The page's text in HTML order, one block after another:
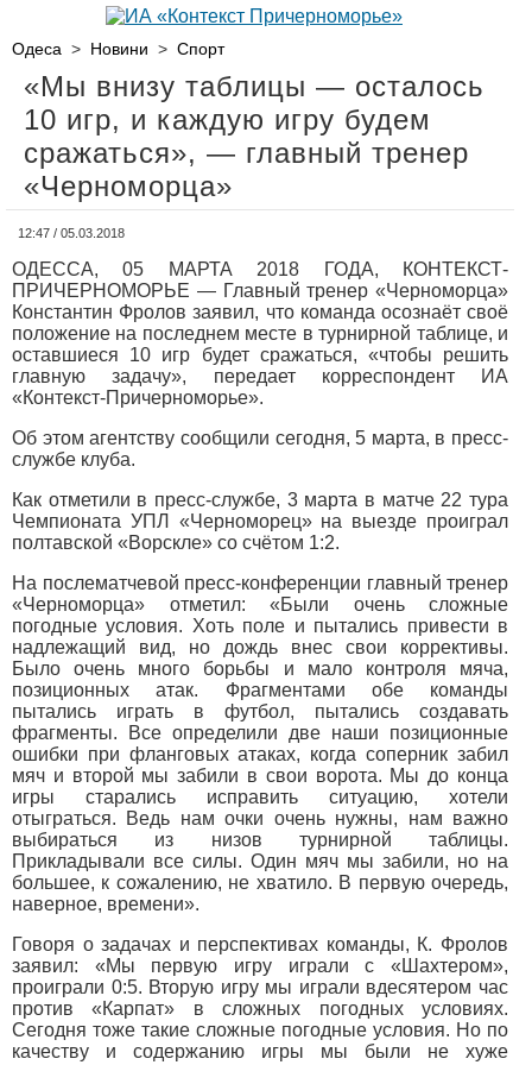
Одеса > Новини > Спорт
«Мы внизу таблицы — осталось
10 игр, и каждую игру будем
сражаться», — главный тренер
«Черноморца»
12:47 / 05.03.2018
ОДЕССА, 05 МАРТА 2018 ГОДА, КОНТЕКСТ-
ПРИЧЕРНОМОРЬЕ — Главный тренер «Черноморца»
Константин Фролов заявил, что команда осознаёт своё
положение на последнем месте в турнирной таблице, и
оставшиеся 10 игр будет сражаться, «чтобы решить
главную задачу», передает корреспондент ИА
«Контекст-Причерноморье».
Об этом агентству сообщили сегодня, 5 марта, в пресс-
службе клуба.
Как отметили в пресс-службе, 3 марта в матче 22 тура
Чемпионата УПЛ «Черноморец» на выезде проиграл
полтавской «Ворскле» со счётом 1:2.
На послематчевой пресс-конференции главный тренер
«Черноморца» отметил: «Были очень сложные
погодные условия. Хоть поле и пытались привести в
надлежащий вид, но дождь внес свои коррективы.
Было очень много борьбы и мало контроля мяча,
позиционных атак. Фрагментами обе команды
пытались играть в футбол, пытались создавать
фрагменты. Все определили две наши позиционные
ошибки при фланговых атаках, когда соперник забил
мяч и второй мы забили в свои ворота. Мы до конца
игры старались исправить ситуацию, хотели
отыграться. Ведь нам очки очень нужны, нам важно
выбираться из низов турнирной таблицы.
Прикладывали все силы. Один мяч мы забили, но на
большее, к сожалению, не хватило. В первую очередь,
наверное, времени».
Говоря о задачах и перспективах команды, К. Фролов
заявил: «Мы первую игру играли с «Шахтером»,
проиграли 0:5. Вторую игру мы играли вдесятером час
против «Карпат» в сложных погодных условиях.
Сегодня тоже такие сложные погодные условия. Но по
качеству и содержанию игры мы были не хуже